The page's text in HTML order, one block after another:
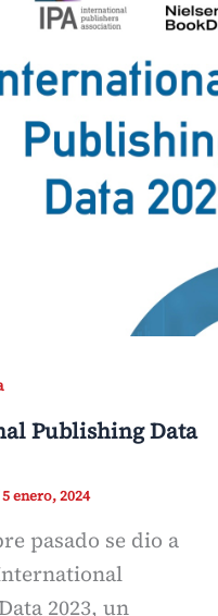
Publishing Data
5 enero, 2024
pasado se dio a
2023, un